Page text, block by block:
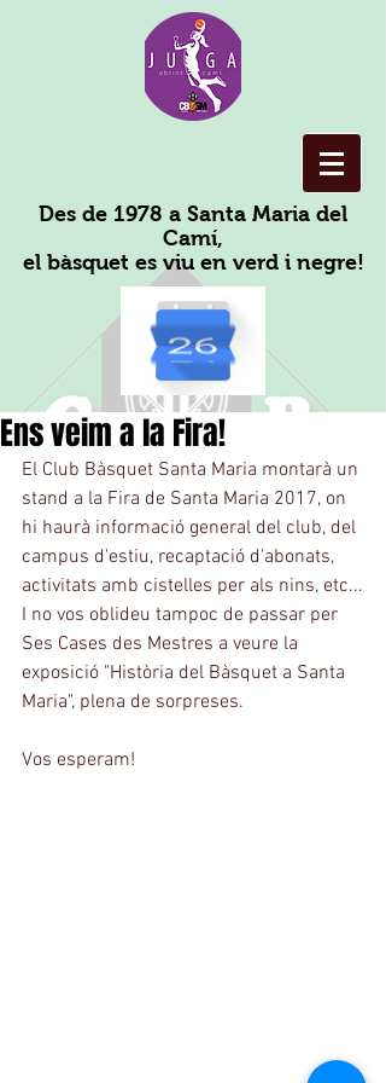
Des de 1978 a Santa Maria del
Camí,
el bàsquet es viu en verd i negre!
Ens veim a la Fira!
El Club Bàsquet Santa Maria montarà un
stand a la Fira de Santa Maria 2017, on
hi haurà informació general del club, del
campus d'estiu, recaptació d'abonats,
activitats amb cistelles per als nins, etc...
I no vos oblideu tampoc de passar per
Ses Cases des Mestres a veure la
exposició "Història del Bàsquet a Santa
Maria", plena de sorpreses.
Vos esperam!